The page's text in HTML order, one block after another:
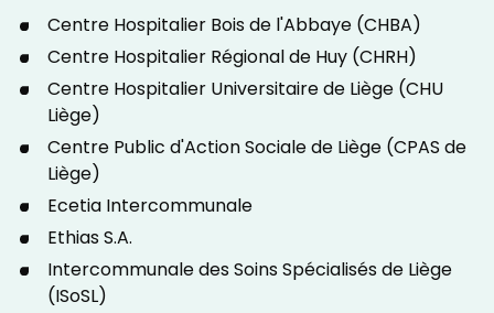
Centre Hospitalier Bois de l'Abbaye (CHBA)
Centre Hospitalier Régional de Huy (CHRH)
Centre Hospitalier Universitaire de Liège (CHU
Liège)
Centre Public d'Action Sociale de Liège (CPAS de
Liège)
Ecetia Intercommunale
Ethias S.A.
Intercommunale des Soins Spécialisés de Liège
(ISoSL)